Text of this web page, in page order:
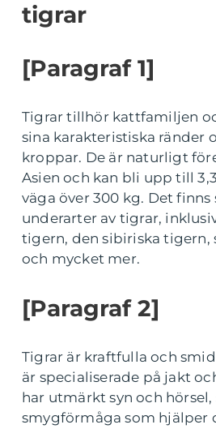
tigrar
[Paragraf 1]
Tigrar tillhör kattfamiljen
sina karakteristiska ränder
kroppar. De är naturligt
Asien och kan bli upp till
väga över 300 kg. Det finns
underarter av tigrar,
tigern, den sibiriska tigern,
och mycket mer.
[Paragraf 2]
Tigrar är kraftfulla och
är specialiserade på jakt
har utmärkt syn och
smygförmåga som hjälper